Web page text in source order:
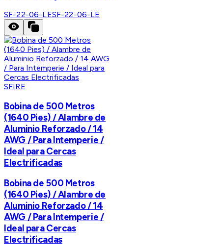
SF-22-06-LESF-22-06-LE
SFIRE
Bobina de 500 Metros
(1640 Pies) / Alambre de
Aluminio Reforzado / 14
AWG / Para Intemperie /
Ideal para Cercas
Electrificadas
Bobina de 500 Metros
(1640 Pies) / Alambre de
Aluminio Reforzado / 14
AWG / Para Intemperie /
Ideal para Cercas
Electrificadas